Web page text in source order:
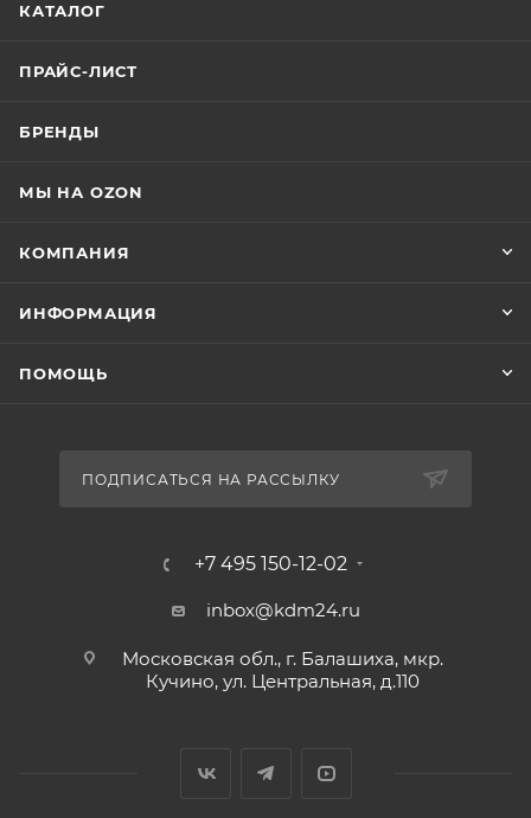
КАТАЛОГ
ПРАЙС-ЛИСТ
БРЕНДЫ
МЫ НА OZON
КОМПАНИЯ
ИНФОРМАЦИЯ
ПОМОЩЬ
ПОДПИСАТЬСЯ НА РАССЫЛКУ
+7 495 150-12-02
inbox@kdm24.ru
Московская обл., г. Балашиха, мкр.
Кучино, ул. Центральная, д.110